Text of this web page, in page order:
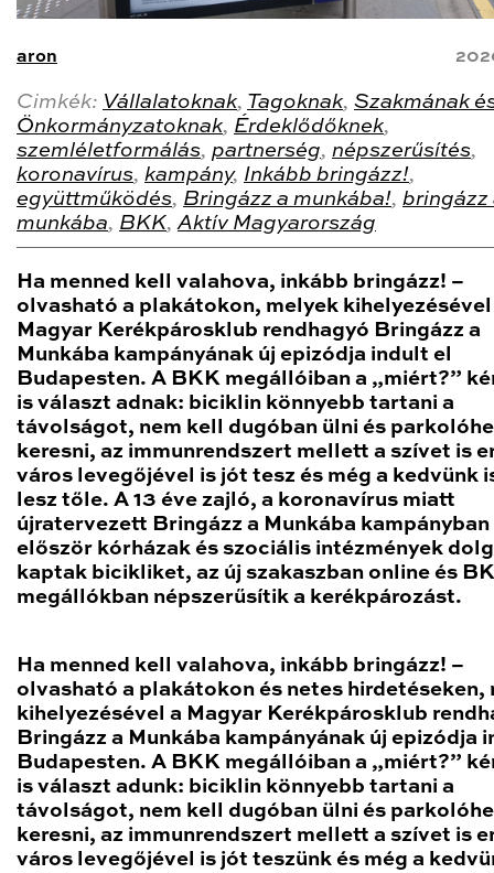
aron
Cimkék: Vállalatoknak, Tagoknak, Szakmának
Önkormányzatoknak, Érdeklődőknek,
szemléletformálás, partnerség, népszerűsítés,
koronavírus, kampány, Inkább bringázz!,
együttműködés, Bringázz a munkába!, bringázz
munkába, BKK,Aktív Magyarország
Ha menned kell valahova, inkább bringázz! –
olvasható a plakátokon, melyek kihelyezésével
Magyar Kerékpárosklub rendhagyó Bringázz a
Munkába kampányának új epizódja indult el
Budapesten. A BKK megállóiban a „miért?”
is választ adnak: biciklin könnyebb tartani a
távolságot, nem kell dugóban ülni és
keresni, az immunrendszert mellett a szívet is
város levegőjével is jót tesz és még a kedvünk
lesz tőle. A 13 éve zajló, a koronavírus miatt
újratervezett Bringázz a Munkába kampányban
először kórházak és szociális intézmények
kaptak bicikliket, az új szakaszban online és
megállókban népszerűsítik a kerékpározást.
Ha menned kell valahova, inkább bringázz! –
olvasható a plakátokon és netes hirdetéseken,
kihelyezésével a Magyar Kerékpárosklub
Bringázz a Munkába kampányának új epizódja
Budapesten. A BKK megállóiban a „miért?”
is választ adunk: biciklin könnyebb tartani a
távolságot, nem kell dugóban ülni és
keresni, az immunrendszert mellett a szívet is
város levegőjével is jót teszünk és még a